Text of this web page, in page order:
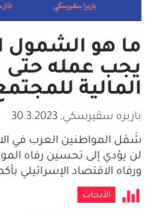
ما هو الشمول
يجب عمله حتى
المالية
باربره سڤيرسكي,
30.3.2023
شَمْل المواطنين العرب في
لن يؤدي إلى تحسين رفاه
ورفاه الاقتصاد الإسرائيلي
الأبحاث